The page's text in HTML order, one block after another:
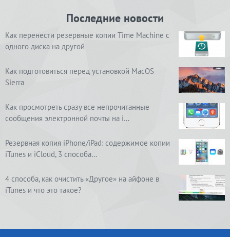
Последние новости
Как перенести резервные копии Time Machine с
одного диска на другой
Как подготовиться перед установкой MacOS
Sierra
Как просмотреть сразу все непрочитанные
сообщения электронной почты на i…
Резервная копия iPhone/iPad: содержимое копии
iTunes и iCloud, 3 способа…
4 способа, как очистить «Другое» на айфоне в
iTunes и что это такое?